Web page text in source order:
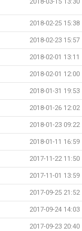
2018-02-25 15:38
2018-02-23 15:57
2018-02-01 13:11
2018-02-01 12:00
2018-01-31 19:53
2018-01-26 12:02
2018-01-23 09:22
2018-01-11 16:59
2017-11-22 11:50
2017-11-01 13:59
2017-09-25 21:52
2017-09-24 14:03
2017-09-23 20:40